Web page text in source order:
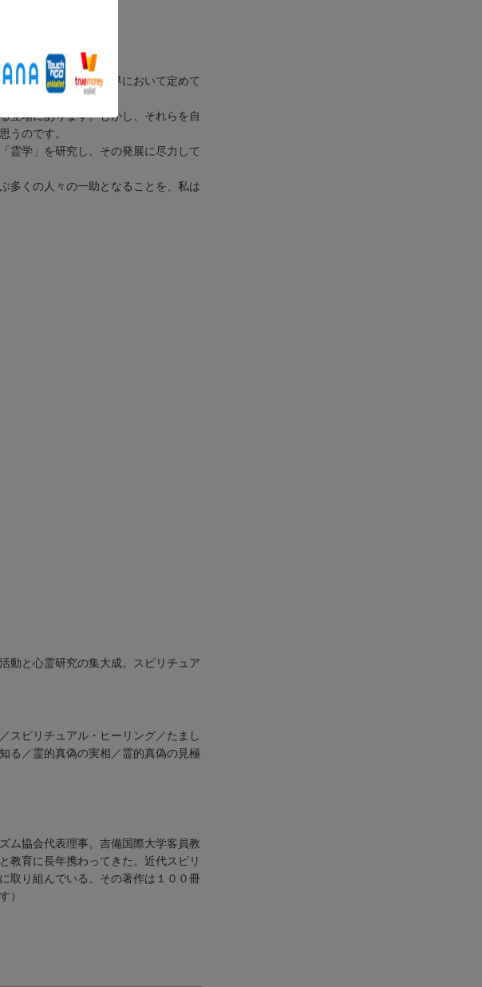
まれる前に、霊的世界において定めて
立場にあります。しかし、それらを自
うのです。
霊学」を研究し、その発展に尽力して
多くの人々の一助となることを、私は
動と心霊研究の集大成。スピリチュア
スピリチュアル・ヒーリング／たまし
る／霊的真偽の実相／霊的真偽の見極
ム協会代表理事。吉備国際大学客員教
教育に長年携わってきた。近代スピリ
取り組んでいる。その著作は１００冊
）